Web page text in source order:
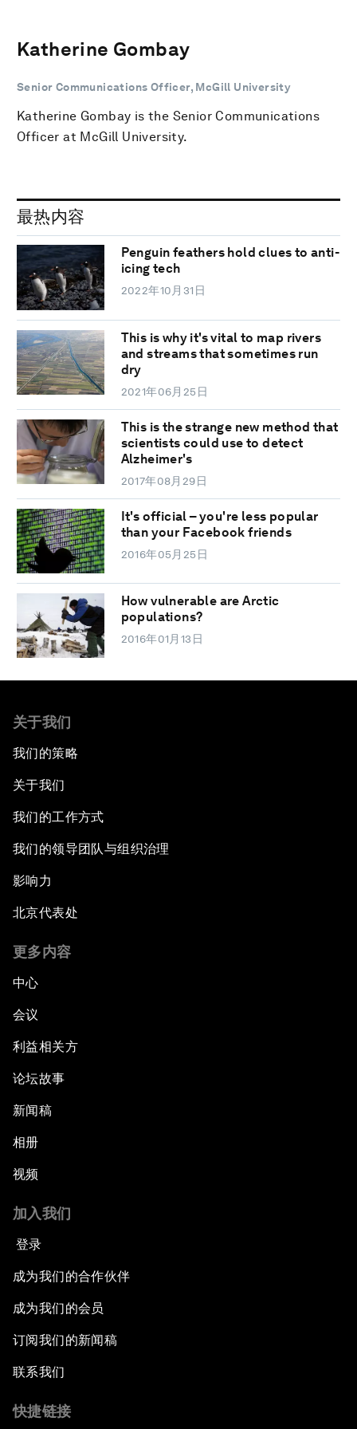
Katherine Gombay
Senior Communications Officer, McGill University
Katherine Gombay is the Senior Communications
Officer at McGill University.
最热内容
Penguin feathers hold clues to anti-
icing tech
2022年10月31日
This is why it's vital to map rivers
and streams that sometimes run
dry
2021年06月25日
This is the strange new method that
scientists could use to detect
Alzheimer's
2017年08月29日
It's official – you're less popular
than your Facebook friends
2016年05月25日
How vulnerable are Arctic
populations?
2016年01月13日
关于我们
我们的策略
关于我们
我们的工作方式
我们的领导团队与组织治理
影响力
北京代表处
更多内容
中心
会议
利益相关方
论坛故事
新闻稿
相册
视频
加入我们
登录
成为我们的合作伙伴
成为我们的会员
订阅我们的新闻稿
联系我们
快捷链接